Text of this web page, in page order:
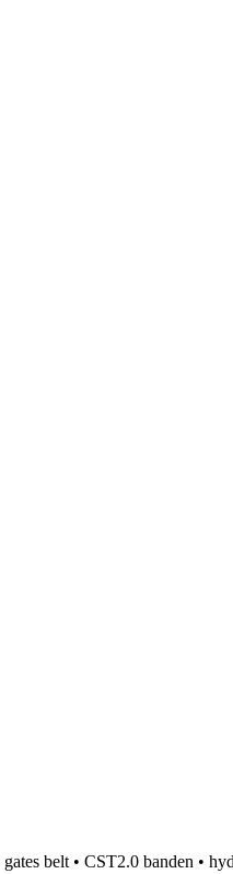
belt • CST2.0 banden •